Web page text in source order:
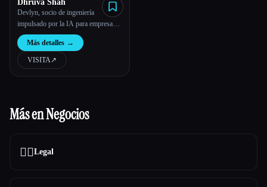
Dhruva Shah
Devlyn, socio de ingeniería
impulsado por la IA para empresas
emergentes
Más detalles →
VISITA↗︎
Más en Negocios
👩‍⚖️Legal